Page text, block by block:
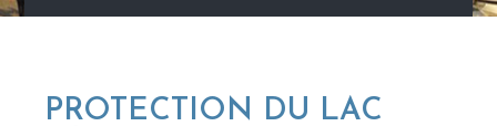
PROTECTION DU LAC